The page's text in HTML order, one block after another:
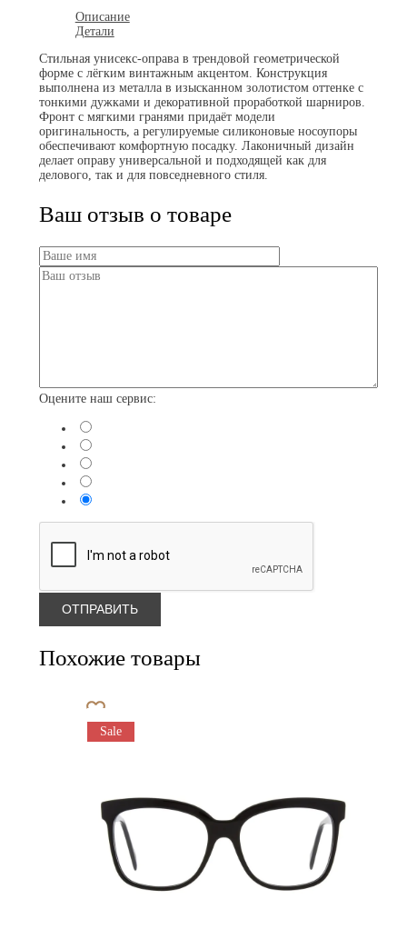
Описание
Детали
Стильная унисекс-оправа в трендовой геометрической
форме с лёгким винтажным акцентом. Конструкция
выполнена из металла в изысканном золотистом оттенке с
тонкими дужками и декоративной проработкой шарниров.
Фронт с мягкими гранями придаёт модели
оригинальность, а регулируемые силиконовые носоупоры
обеспечивают комфортную посадку. Лаконичный дизайн
делает оправу универсальной и подходящей как для
делового, так и для повседневного стиля.
Ваш отзыв о товаре
Оцените наш сервис:
Похожие товары
Sale